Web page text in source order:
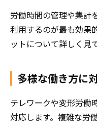
労働時間の管理や集計
利用するのが最も効果
ットについて詳しく見
多様な働き方に
テレワークや変形労働
対応します。複雑な労